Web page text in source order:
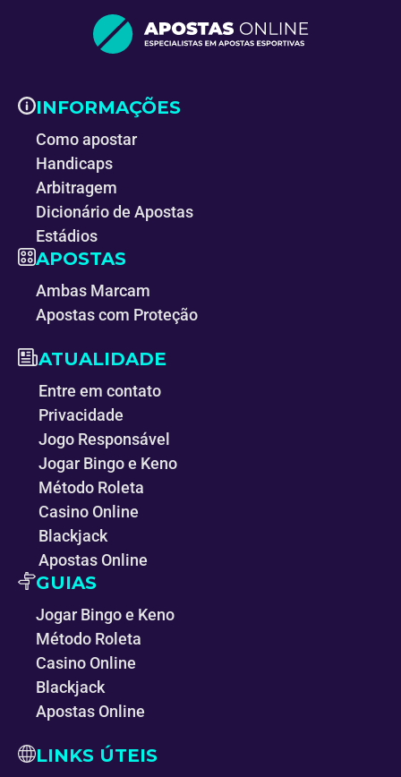
INFORMAÇÕES
Como apostar
Handicaps
Arbitragem
Dicionário de Apostas
Estádios
APOSTAS
Ambas Marcam
Apostas com Proteção
ATUALIDADE
Entre em contato
Privacidade
Jogo Responsável
Jogar Bingo e Keno
Método Roleta
Casino Online
Blackjack
Apostas Online
GUIAS
Jogar Bingo e Keno
Método Roleta
Casino Online
Blackjack
Apostas Online
LINKS ÚTEIS